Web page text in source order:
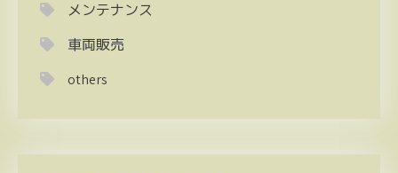
メンテナンス
車両販売
others